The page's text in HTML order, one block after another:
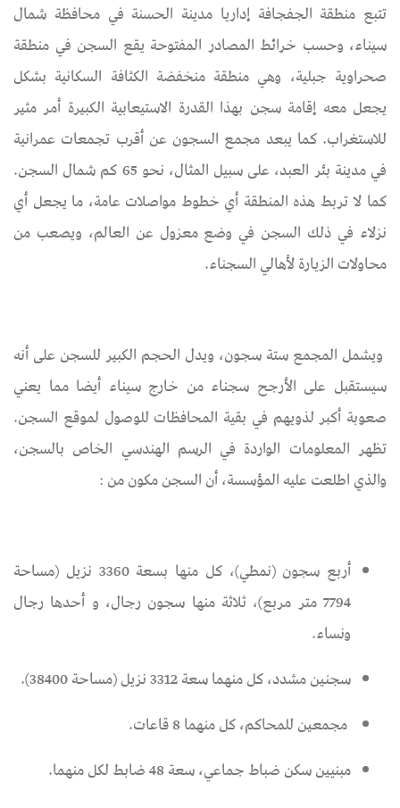
تتبع منطقة الجفجافة إداريا مدينة الحسنة في محافظة شمال
سيناء، وحسب خرائط المصادر المفتوحة يقع السجن في منطقة
صحراوية جبلية، وهي منطقة منخفضة الكثافة السكانية بشكل
يجعل معه إقامة سجن بهذا القدرة الاستيعابية الكبيرة أمر مثير
للاستغراب. كما يبعد مجمع السجون عن أقرب تجمعات عمرانية
في مدينة بئر العبد، على سبيل المثال، نحو 65 كم شمال السجن.
كما لا تربط هذه المنطقة أي خطوط مواصلات عامة، ما يجعل أي
نزلاء في ذلك السجن في وضع معزول عن العالم، ويصعب من
محاولات الزيارة لأهالي السجناء.
ويشمل المجمع ستة سجون، ويدل الحجم الكبير للسجن على أنه
سيستقبل على الأرجح سجناء من خارج سيناء أيضا مما يعني
صعوبة أكبر لذويهم في بقية المحافظات للوصول لموقع السجن.
تظهر المعلومات الواردة في الرسم الهندسي الخاص بالسجن،
والذي اطلعت عليه المؤسسة، أن السجن مكون من :
أربع سجون (نمطي)، كل منها بسعة 3360 نزيل (مساحة
7794 متر مربع)، ثلاثة منها سجون رجال، و أحدها رجال
ونساء.
سجنين مشدد، كل منهما سعة 3312 نزيل (مساحة 38400).
مجمعين للمحاكم، كل منهما 8 قاعات.
مبنيين سكن ضباط جماعي، سعة 48 ضابط لكل منهما.